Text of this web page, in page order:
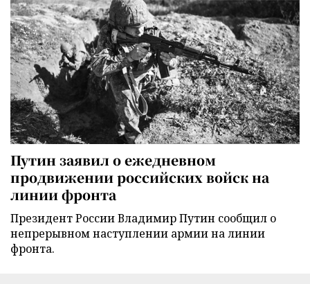
Путин заявил о ежедневном
продвижении российских войск на
линии фронта
Президент России Владимир Путин сообщил о
непрерывном наступлении армии на линии
фронта.